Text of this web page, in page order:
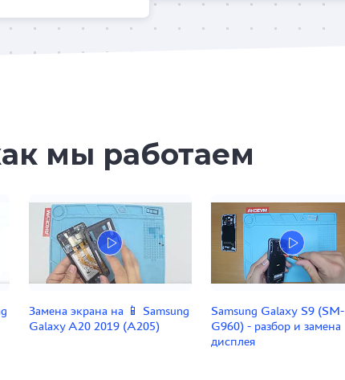
мы работаем
Замена экрана на 📱 Samsung
Galaxy A20 2019 (A205)
Samsung Galaxy S9 (SM-
G960) - разбор и замена
дисплея